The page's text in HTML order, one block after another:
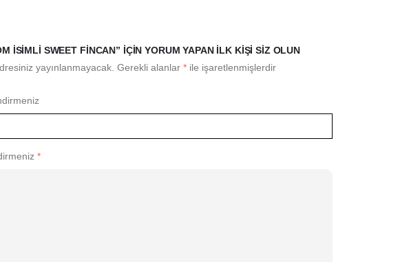
İSIMLI SWEET FINCAN” IÇIN YORUM YAPAN ILK KIŞI SIZ OLUN
yayınlanmayacak. Gerekli alanlar * ile işaretlenmişlerdir
*